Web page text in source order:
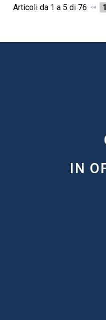
Articoli da 1 a 5 di 76 1
IN